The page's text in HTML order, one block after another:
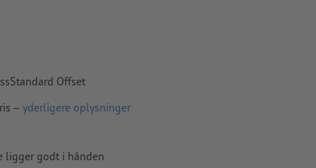
Offset
– yderligere oplysninger
ligger godt i hånden